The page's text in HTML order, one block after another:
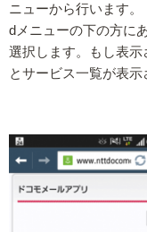
ニューから行います。
dメニューの下の方に
選択します。もし表
とサービス一覧が表示